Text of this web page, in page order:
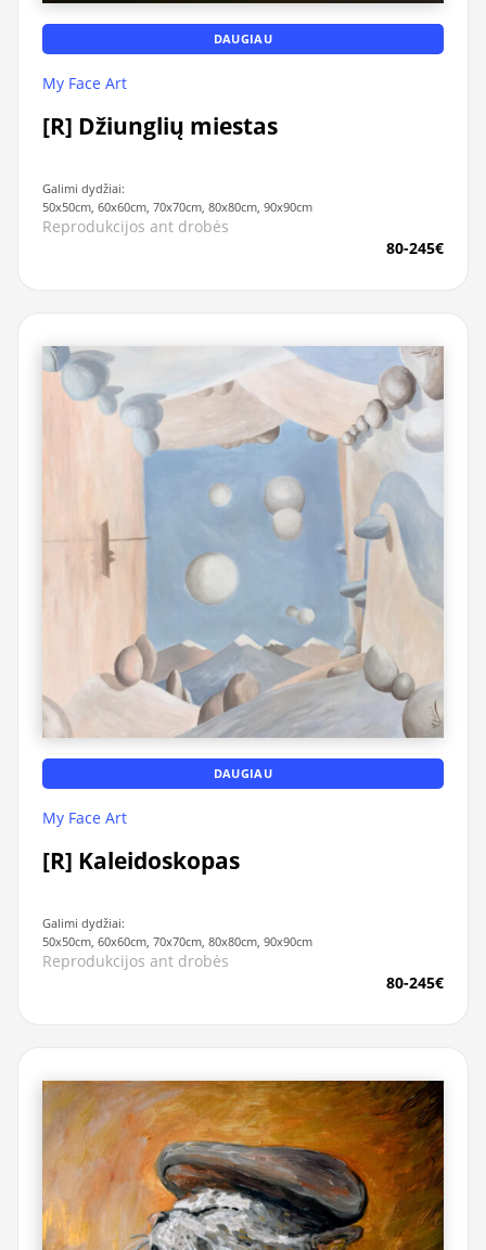
DAUGIAU
My Face Art
[R] Džiunglių miestas
Galimi dydžiai:
50x50cm, 60x60cm, 70x70cm, 80x80cm, 90x90cm
Reprodukcijos ant drobės
80-245€
DAUGIAU
My Face Art
[R] Kaleidoskopas
Galimi dydžiai:
50x50cm, 60x60cm, 70x70cm, 80x80cm, 90x90cm
Reprodukcijos ant drobės
80-245€